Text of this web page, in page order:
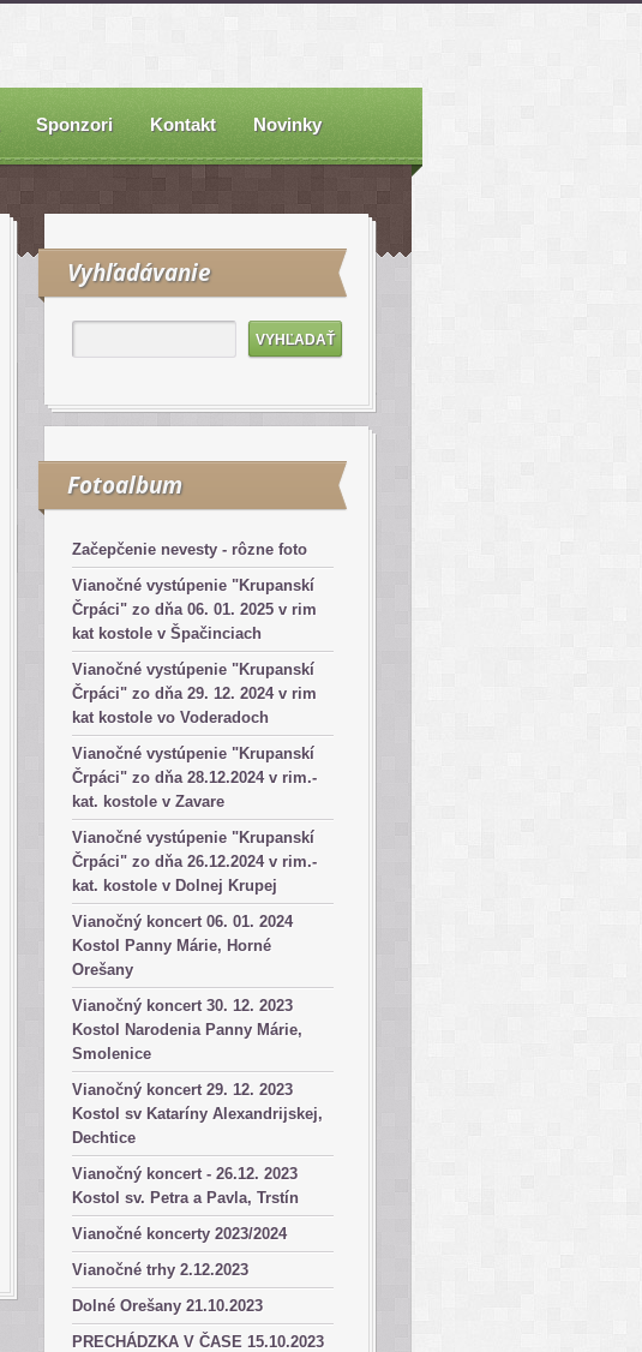
Sponzori Kontakt Novinky
Vyhľadávanie
Fotoalbum
Začepčenie nevesty - rôzne foto
Vianočné vystúpenie "Krupanskí
Črpáci" zo dňa 06. 01. 2025 v rim
kat kostole v Špačinciach
Vianočné vystúpenie "Krupanskí
Črpáci" zo dňa 29. 12. 2024 v rim
kat kostole vo Voderadoch
Vianočné vystúpenie "Krupanskí
Črpáci" zo dňa 28.12.2024 v rim.-
kat. kostole v Zavare
Vianočné vystúpenie "Krupanskí
Črpáci" zo dňa 26.12.2024 v rim.-
kat. kostole v Dolnej Krupej
Vianočný koncert 06. 01. 2024
Kostol Panny Márie, Horné
Orešany
Vianočný koncert 30. 12. 2023
Kostol Narodenia Panny Márie,
Smolenice
Vianočný koncert 29. 12. 2023
Kostol sv Kataríny Alexandrijskej,
Dechtice
Vianočný koncert - 26.12. 2023
Kostol sv. Petra a Pavla, Trstín
Vianočné koncerty 2023/2024
Vianočné trhy 2.12.2023
Dolné Orešany 21.10.2023
PRECHÁDZKA V ČASE 15.10.2023